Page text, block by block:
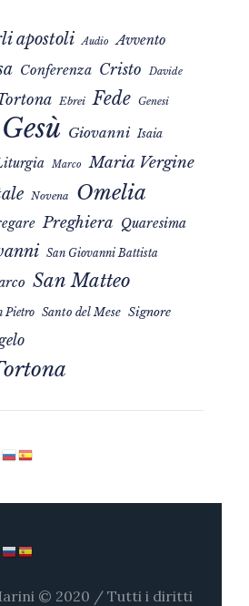
apostoli Audio Avvento
Conferenza Cristo Davide
Ebrei Fede Genesi
Gesù Giovanni Isaia
Marco Maria Vergine
Novena Omelia
Preghiera Quaresima
San Giovanni Battista
San Matteo
Pietro Santo del Mese Signore
© 2020 / Tutti i diritti